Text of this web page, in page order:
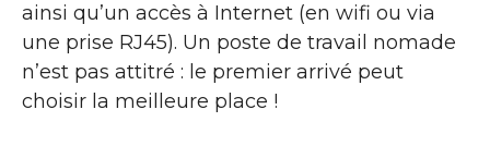
ainsi qu’un accès à Internet (en wifi ou via
une prise RJ45). Un poste de travail nomade
n’est pas attitré : le premier arrivé peut
choisir la meilleure place !